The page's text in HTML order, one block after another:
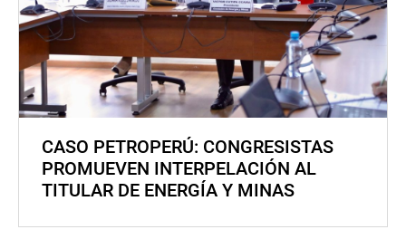
CASO PETROPERÚ: CONGRESISTAS
PROMUEVEN INTERPELACIÓN AL
TITULAR DE ENERGÍA Y MINAS